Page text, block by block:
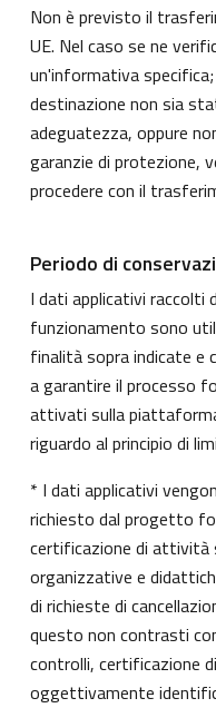
Non è previsto il
UE. Nel caso se ne
un'informativa specifica;
destinazione non sia
adeguatezza, oppure
garanzie di protezione,
procedere con il
Periodo di
I dati applicativi raccolti
funzionamento sono
finalità sopra indicate e
a garantire il processo
attivati sulla
riguardo al principio di
* I dati applicativi
richiesto dal progetto
certificazione di
organizzative e
di richieste di
questo non contrasti
controlli, certificazione
oggettivamente